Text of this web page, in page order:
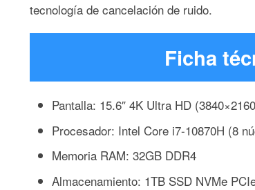
tecnología de cancelación de ruido.
Ficha
Pantalla: 15.6″ 4K Ultra HD
Procesador: Intel Core i7-10870H (8
Memoria RAM: 32GB DDR4
Almacenamiento: 1TB SSD NVMe